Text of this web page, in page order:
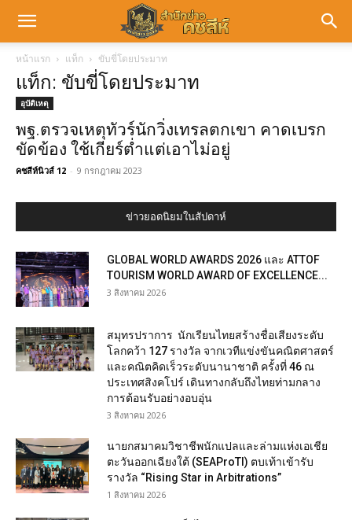
หน้าแรก แท็ก ขับขี่โดยประมาท
แท็ก: ขับขี่โดยประมาท
อุบัติเหตุ
พฐ.ตรวจเหตุทัวร์นักวิ่งเทรลตกเขา คาดเบรก
ขัดข้อง ใช้เกียร์ต่ำแต่เอาไม่อยู่
คชสีห์นิวส์ 12 - 9 กรกฎาคม 2023
ข่าวยอดนิยมในสัปดาห์
GLOBAL WORLD AWARDS 2026 และ ATTOF
TOURISM WORLD AWARD OF EXCELLENCE...
3 สิงหาคม 2026
สมุทรปราการ นักเรียนไทยสร้างชื่อเสียงระดับ
โลกคว้า 127 รางวัล จากเวทีแข่งขันคณิตศาสตร์
และคณิตคิดเร็วระดับนานาชาติ ครั้งที่ 46 ณ
ประเทศสิงคโปร์ เดินทางกลับถึงไทยท่ามกลาง
การต้อนรับอย่างอบอุ่น
3 สิงหาคม 2026
นายกสมาคมวิชาชีพนักแปลและล่ามแห่งเอเชีย
ตะวันออกเฉียงใต้ (SEAProTI) ตบเท้าเข้ารับ
รางวัล “Rising Star in Arbitrations”
1 สิงหาคม 2026